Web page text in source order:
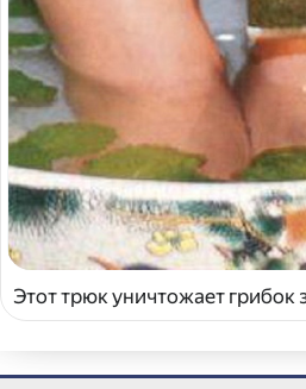
Этот трюк уничтожает грибок